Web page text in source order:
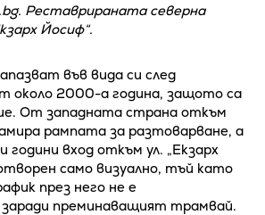
Реставрираната северна
Йосиф“.
във вида си след
около 2000-а година, защото са
От западната страна откъм
рампата за разтоварване, а
години вход откъм ул. „Екзарх
само визуално, тъй като
през него не е
преминаващият трамвай.